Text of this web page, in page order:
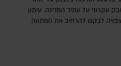
עקרוני על עתיד המדינה. עיתון
צפויה לבקש להרחיב את המתווה